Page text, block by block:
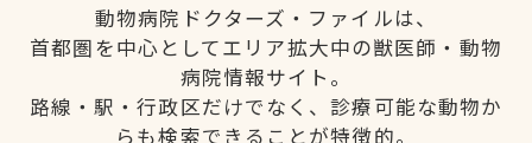
動物病院ドクターズ・ファイルは、
首都圏を中心としてエリア拡大中の獣医師・動物
病院情報サイト。
路線・駅・行政区だけでなく、診療可能な動物か
らも検索できることが特徴的。